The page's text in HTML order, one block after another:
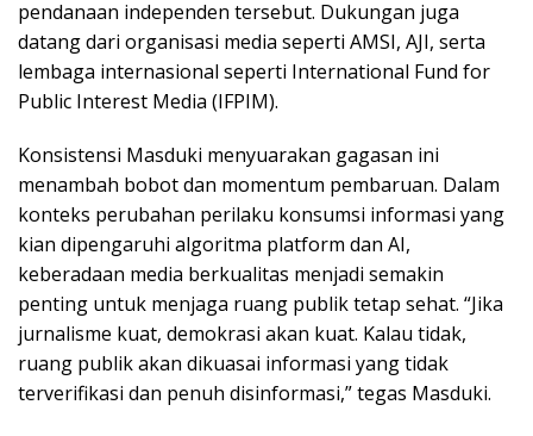
pendanaan independen tersebut. Dukungan juga
datang dari organisasi media seperti AMSI, AJI, serta
lembaga internasional seperti International Fund for
Public Interest Media (IFPIM).
Konsistensi Masduki menyuarakan gagasan ini
menambah bobot dan momentum pembaruan. Dalam
konteks perubahan perilaku konsumsi informasi yang
kian dipengaruhi algoritma platform dan AI,
keberadaan media berkualitas menjadi semakin
penting untuk menjaga ruang publik tetap sehat. “Jika
jurnalisme kuat, demokrasi akan kuat. Kalau tidak,
ruang publik akan dikuasai informasi yang tidak
terverifikasi dan penuh disinformasi,” tegas Masduki.